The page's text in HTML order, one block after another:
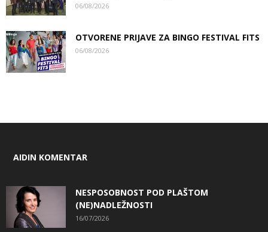
06/08/2026
OTVORENE PRIJAVE ZA BINGO FESTIVAL FITS
06/08/2026
AIDIN KOMENTAR
NESPOSOBNOST POD PLAŠTOM
(NE)NADLEŽNOSTI
16/07/2026